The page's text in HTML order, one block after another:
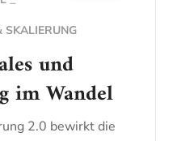
SKALIERUNG
und
im Wandel
2.0 bewirkt die